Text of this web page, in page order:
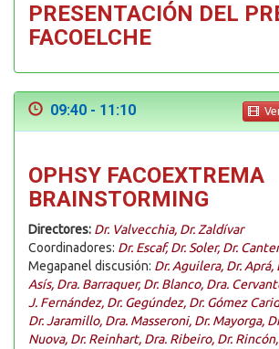
PRESENTACIÓN DEL
FACOELCHE
09:40 - 11:10
OPHSY FACOEXTREMA
BRAINSTORMING
Directores: Dr. Valvecchia, Dr. Zaldívar
Coordinadores: Dr. Escaf, Dr. Soler, Dr.
Megapanel discusión: Dr. Aguilera, Dr. Aprá,
Asís, Dra. Barraquer, Dr. Blanco, Dra.
J. Fernández, Dr. Gegúndez, Dr. Gómez
Dr. Jaramillo, Dra. Masseroni, Dr. Mayorga,
Nuova, Dr. Reinhart, Dra. Ribeiro, Dr.